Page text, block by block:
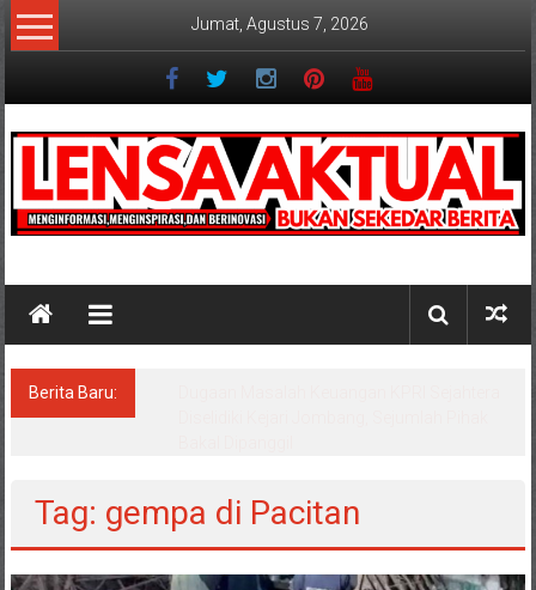
Lompat
ke
Jumat, Agustus 7, 2026
Berita Baru:
Tag: gempa di Pacitan